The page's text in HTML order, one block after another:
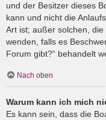
und der Besitzer dieses
kann und nicht die
Art ist; außer solchen,
wenden, falls es
Forum gibt?“ behandelt
Nach oben
Warum kann ich mich
Es kann sein, dass die